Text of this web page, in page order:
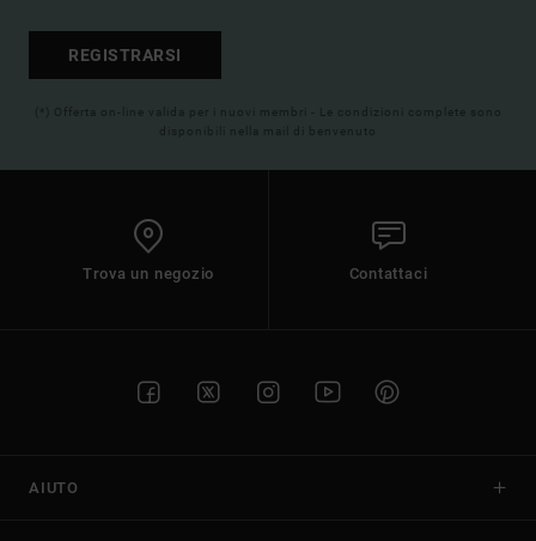
REGISTRARSI
(*) Offerta on-line valida per i nuovi membri - Le condizioni complete sono
disponibili nella mail di benvenuto
Trova un negozio Contattaci
AIUTO